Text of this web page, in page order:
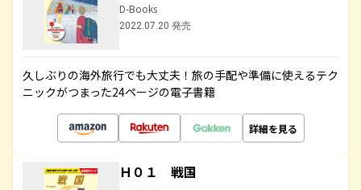
D-Books
2022.07.20 発売
久しぶりの海外旅行でも大丈夫！旅の手配や準備に使えるテク
ニックがつまった24ページの電子書籍
詳細を見る
Ｈ０１ 戦国